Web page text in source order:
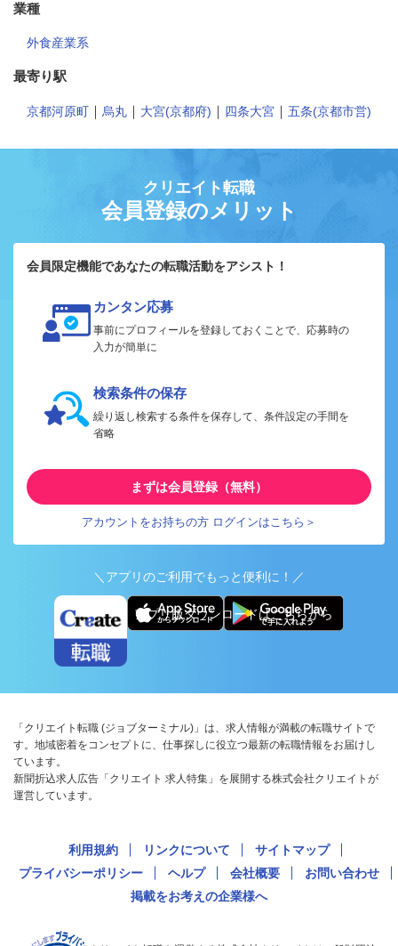
業種
外食産業系
最寄り駅
京都河原町 ｜ 烏丸 ｜ 大宮(京都府) ｜ 四条大宮 ｜ 五条(京都市営)
クリエイト転職
会員登録のメリット
会員限定機能であなたの転職活動をアシスト！
カンタン応募
事前にプロフィールを登録しておくことで、応募時の
入力が簡単に
検索条件の保存
繰り返し検索する条件を保存して、条件設定の手間を
省略
まずは会員登録（無料）
アカウントをお持ちの方 ログインはこちら＞
＼アプリのご利用でもっと便利に！／
アプリ版ダウンロードはこちらから
「クリエイト転職 (ジョブターミナル)」は、求人情報が満載の転職サイトで
す。地域密着をコンセプトに、仕事探しに役立つ最新の転職情報をお届けし
ています。
新聞折込求人広告「クリエイト 求人特集」を展開する株式会社クリエイトが
運営しています。
利用規約 リンクについて
サイトマップ
プライバシーポリシー
ヘルプ 会社概要
お問い合わせ
掲載をお考えの企業様へ